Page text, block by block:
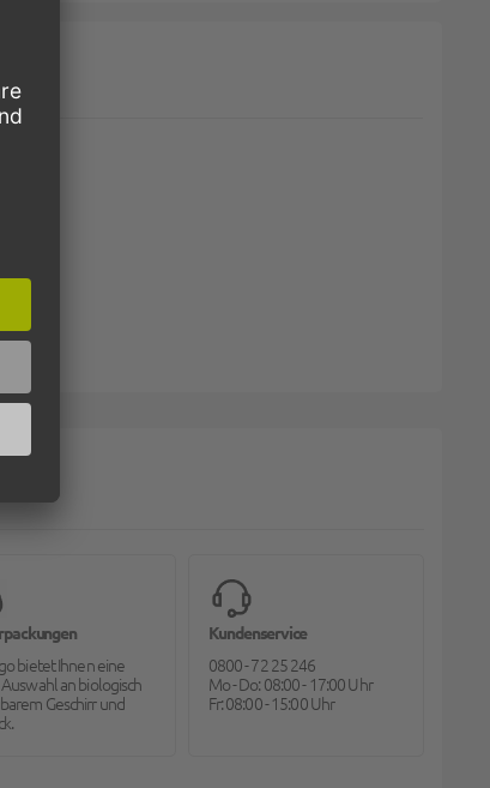
bietet Ihnen eine
an biologisch
Geschirr und
Kundenservice
0800 - 72 25 246
Mo - Do: 08:00 - 17:00 Uhr
Fr: 08:00 - 15:00 Uhr